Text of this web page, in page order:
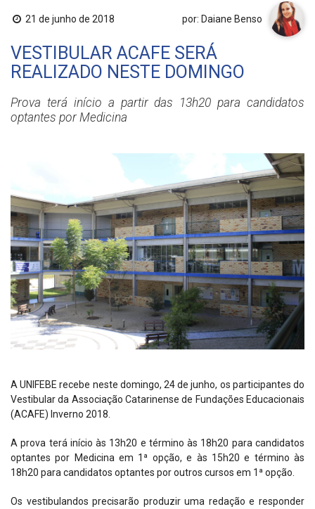
21 de junho de 2018 por: Daiane Benso
VESTIBULAR ACAFE SERÁ
REALIZADO NESTE DOMINGO
Prova terá início a partir das 13h20 para candidatos
optantes por Medicina
A UNIFEBE recebe neste domingo, 24 de junho, os participantes do
Vestibular da Associação Catarinense de Fundações Educacionais
(ACAFE) Inverno 2018.
A prova terá início às 13h20 e término às 18h20 para candidatos
optantes por Medicina em 1ª opção, e às 15h20 e término às
18h20 para candidatos optantes por outros cursos em 1ª opção.
Os vestibulandos precisarão produzir uma redação e responder